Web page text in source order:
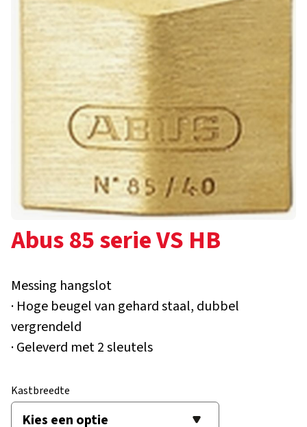
Abus 85 serie VS HB
Messing hangslot
· Hoge beugel van gehard staal, dubbel
vergrendeld
· Geleverd met 2 sleutels
Kastbreedte